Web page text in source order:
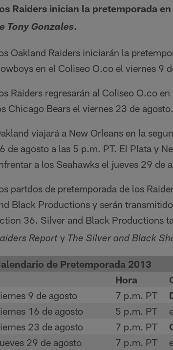
Raiders inician la pretemporada
Tony Gonzales.
Oakland Raiders iniciarán la
en el Coliseo O.co el viernes 9
Raiders regresarán al Coliseo O.co
Chicago Bears el viernes 23 de
viajará a New Orleans en la
de agosto a las 5 p.m. PT. El Plata y
a los Seahawks el jueves 29 de
partdos de pretemporada de los
Black Productions y serán
36. Silver and Black Productions
Report y The Silver and Black
de Pretemporada 2013
Hora
9 de agosto
7 p.m. PT
16 de agosto
5 p.m. PT
23 de agosto
7 p.m. PT
29 de agosto
7 p.m. PT